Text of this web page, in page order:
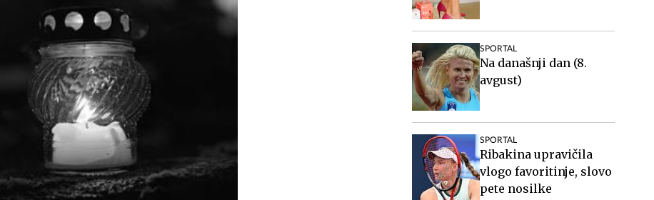
SPORTAL
Na današnji dan (8.
avgust)
SPORTAL
Ribakina upravičila
vlogo favoritinje, slovo
pete nosilke